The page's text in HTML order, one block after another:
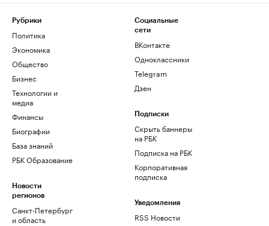
Рубрики
Политика
Экономика
Общество
Бизнес
Технологии и
медиа
Финансы
Биографии
База знаний
РБК Образование
Новости
регионов
Санкт-Петербург
и область
Социальные
сети
ВКонтакте
Одноклассники
Telegram
Дзен
Подписки
Скрыть баннеры
на РБК
Подписка на РБК
Корпоративная
подписка
Уведомления
RSS Новости